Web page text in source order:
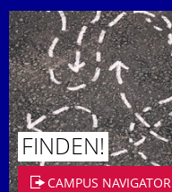
FINDEN!
CAMPUS NAVIGATOR